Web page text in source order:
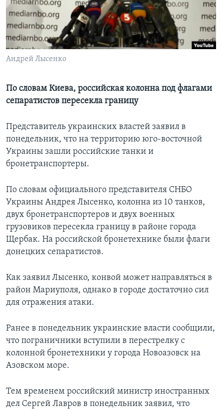
Learning English
СОЦИАЛЬНЫЕ СЕТИ
Языки
Андрей Лысенко
По словам Киева, российская колонна под флагами
сепаратистов пересекла границу
Представитель украинских властей заявил в
понедельник, что на территорию юго-восточной
Украины зашли российские танки и
бронетранспортеры.
По словам официального представителя СНБО
Украины Андрея Лысенко, колонна из 10 танков,
двух бронетранспортеров и двух военных
грузовиков пересекла границу в районе города
Щербак. На российской бронетехнике были флаги
донецких сепаратистов.
Как заявил Лысенко, конвой может направляться в
район Мариуполя, однако в городе достаточно сил
для отражения атаки.
Ранее в понедельник украинские власти сообщили,
что пограничники вступили в перестрелку с
колонной бронетехники у города Новоазовск на
Азовском море.
Тем временем российский министр иностранных
дел Сергей Лавров в понедельник заявил, что